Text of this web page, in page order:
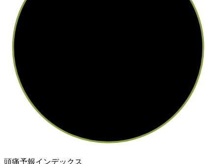
頭痛予報インデックス